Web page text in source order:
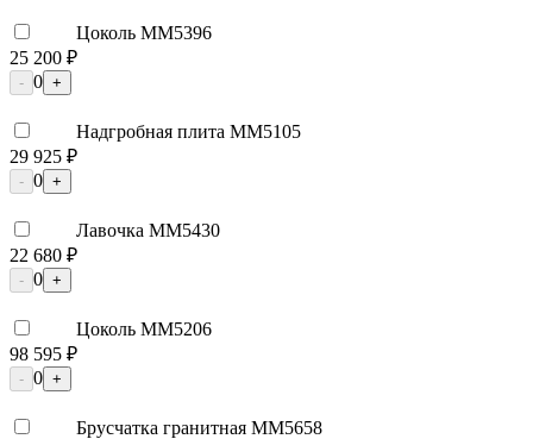
Цоколь ММ5396
25 200 ₽
- 0 +
Надгробная плита ММ5105
29 925 ₽
- 0 +
Лавочка ММ5430
22 680 ₽
- 0 +
Цоколь ММ5206
98 595 ₽
- 0 +
Брусчатка гранитная ММ5658